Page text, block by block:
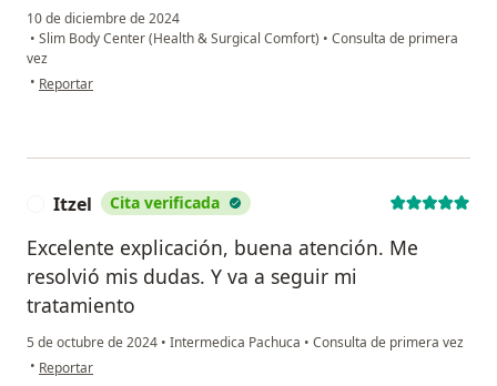
10 de diciembre de 2024
• Slim Body Center (Health & Surgical Comfort) • Consulta de primera
vez
• en opinión del usuario Guadalupe sosa
Reportar
Itzel Cita verificada
Excelente explicación, buena atención. Me
resolvió mis dudas. Y va a seguir mi
tratamiento
5 de octubre de 2024 • Intermedica Pachuca • Consulta de primera vez
• en opinión del usuario Itzel
Reportar